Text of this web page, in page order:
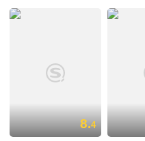
8.4